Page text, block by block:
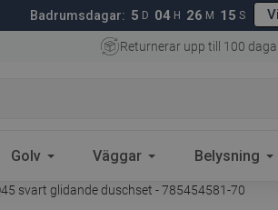
Badrumsdagar: 5 D 04 H 26 M 14 S
Returnerar upp till 100
Golv Väggar Belysning
svart glidande duschset - 785454581-70